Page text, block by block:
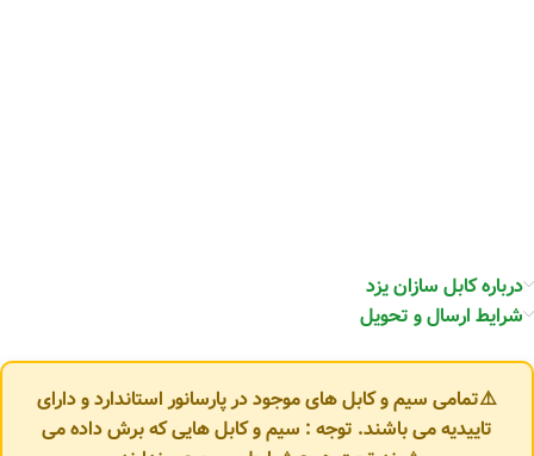
درباره کابل سازان یزد
شرایط ارسال و تحویل
⚠️تمامی سیم و کابل های موجود در پارسانور استاندارد و دارای
تاییدیه می باشند. توجه : سیم و کابل هایی که برش داده می